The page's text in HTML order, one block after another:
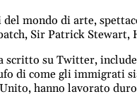
mondo di arte,
Sir Patrick
scritto su Twitter,
di come gli immigrati
hanno lavorato